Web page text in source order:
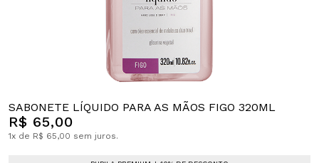
SABONETE LÍQUIDO PARA AS MÃOS FIGO 320ML
R$ 65,00
1x de R$ 65,00 sem juros.